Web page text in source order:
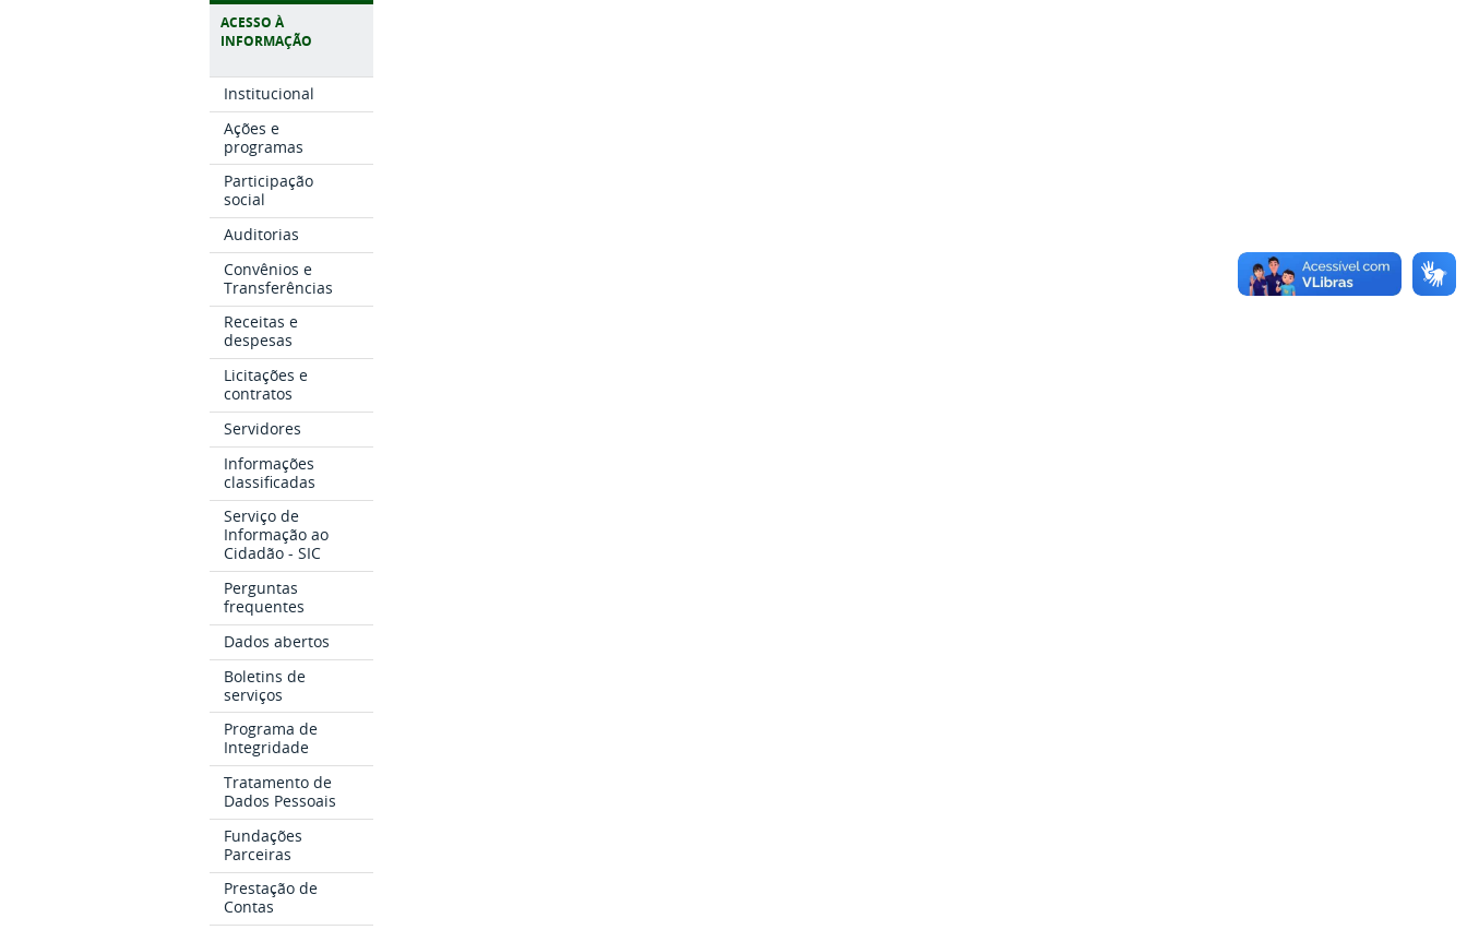
ACESSO À
INFORMAÇÃO
Institucional
Ações e
programas
Participação
social
Auditorias
Convênios e
Transferências
Receitas e
despesas
Licitações e
contratos
Servidores
Informações
classificadas
Serviço de
Informação ao
Cidadão - SIC
Perguntas
frequentes
Dados abertos
Boletins de
serviços
Programa de
Integridade
Tratamento de
Dados Pessoais
Fundações
Parceiras
Prestação de
Contas